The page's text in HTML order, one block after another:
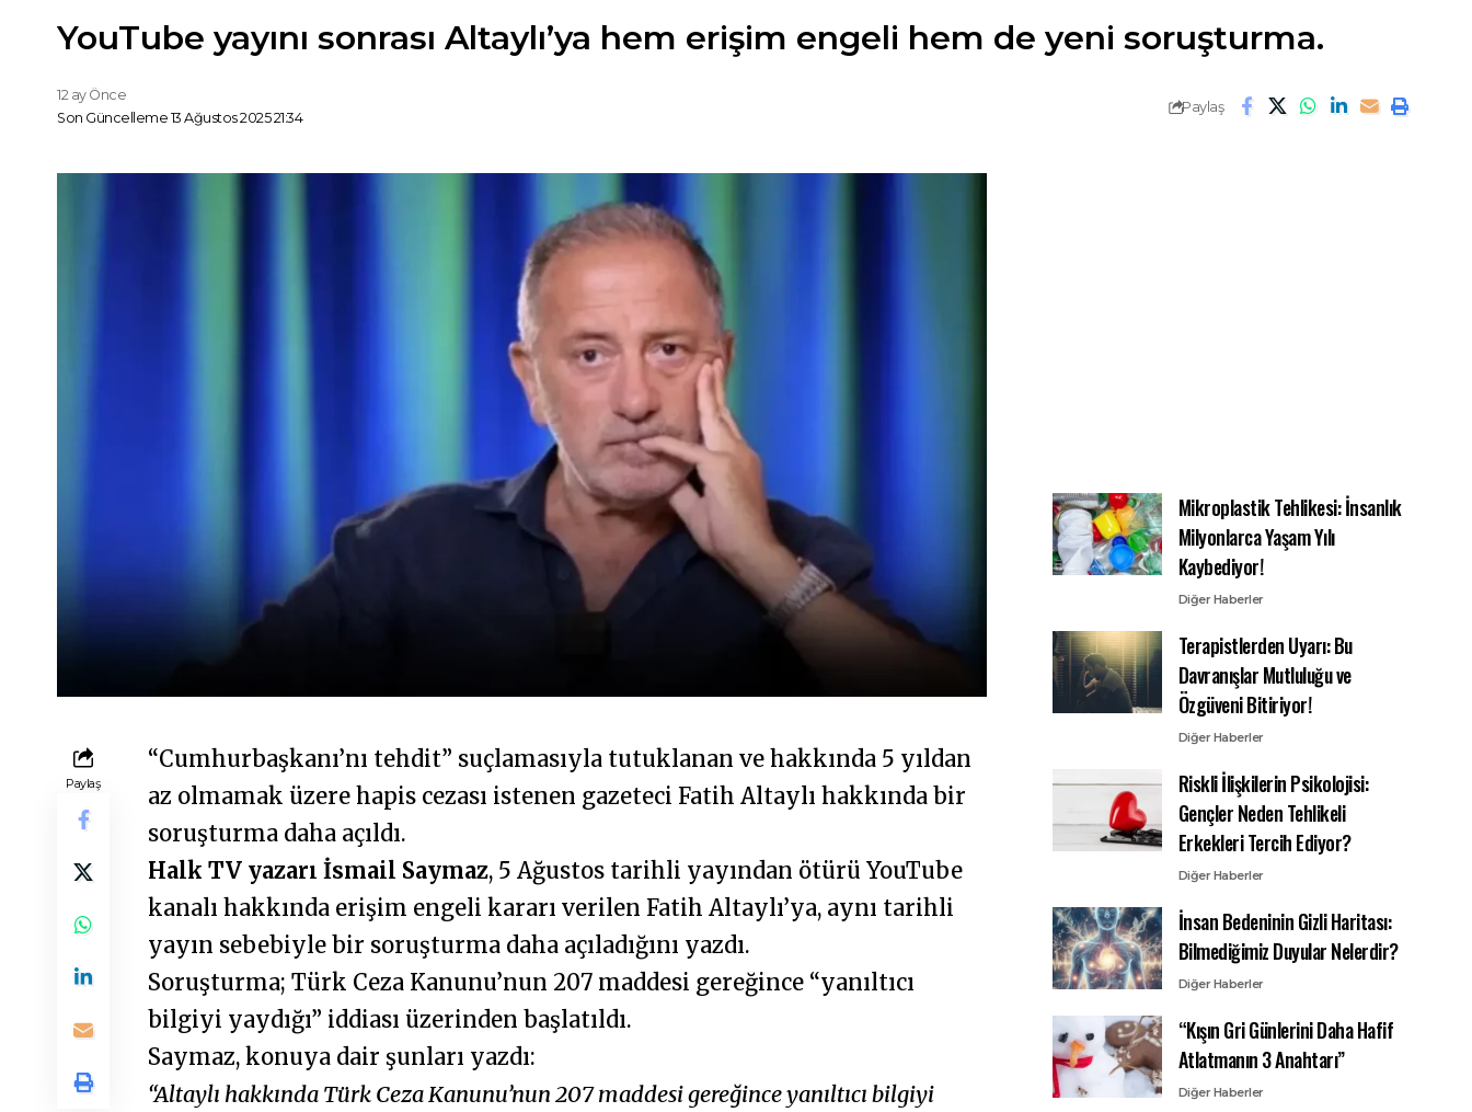
YouTube yayını sonrası Altaylı’ya hem erişim engeli hem de yeni soruşturma.
Son Güncelleme 13 Ağustos 2025 21:34
12 ay Önce
Paylaş
Paylaş
“Cumhurbaşkanı’nı tehdit” suçlamasıyla tutuklanan ve hakkında 5 yıldan
az olmamak üzere hapis cezası istenen gazeteci Fatih Altaylı hakkında bir
soruşturma daha açıldı.
Halk TV yazarı İsmail Saymaz, 5 Ağustos tarihli yayından ötürü YouTube
kanalı hakkında erişim engeli kararı verilen Fatih Altaylı’ya, aynı tarihli
yayın sebebiyle bir soruşturma daha açıladığını yazdı.
Soruşturma; Türk Ceza Kanunu’nun 207 maddesi gereğince “yanıltıcı
bilgiyi yaydığı” iddiası üzerinden başlatıldı.
Saymaz, konuya dair şunları yazdı:
“Altaylı hakkında Türk Ceza Kanunu’nun 207 maddesi gereğince yanıltıcı bilgiyi
Mikroplastik Tehlikesi: İnsanlık
Milyonlarca Yaşam Yılı
Kaybediyor!
Diğer Haberler
Terapistlerden Uyarı: Bu
Davranışlar Mutluluğu ve
Özgüveni Bitiriyor!
Diğer Haberler
Riskli İlişkilerin Psikolojisi:
Gençler Neden Tehlikeli
Erkekleri Tercih Ediyor?
Diğer Haberler
İnsan Bedeninin Gizli Haritası:
Bilmediğimiz Duyular Nelerdir?
Diğer Haberler
“Kışın Gri Günlerini Daha Hafif
Atlatmanın 3 Anahtarı”
Diğer Haberler